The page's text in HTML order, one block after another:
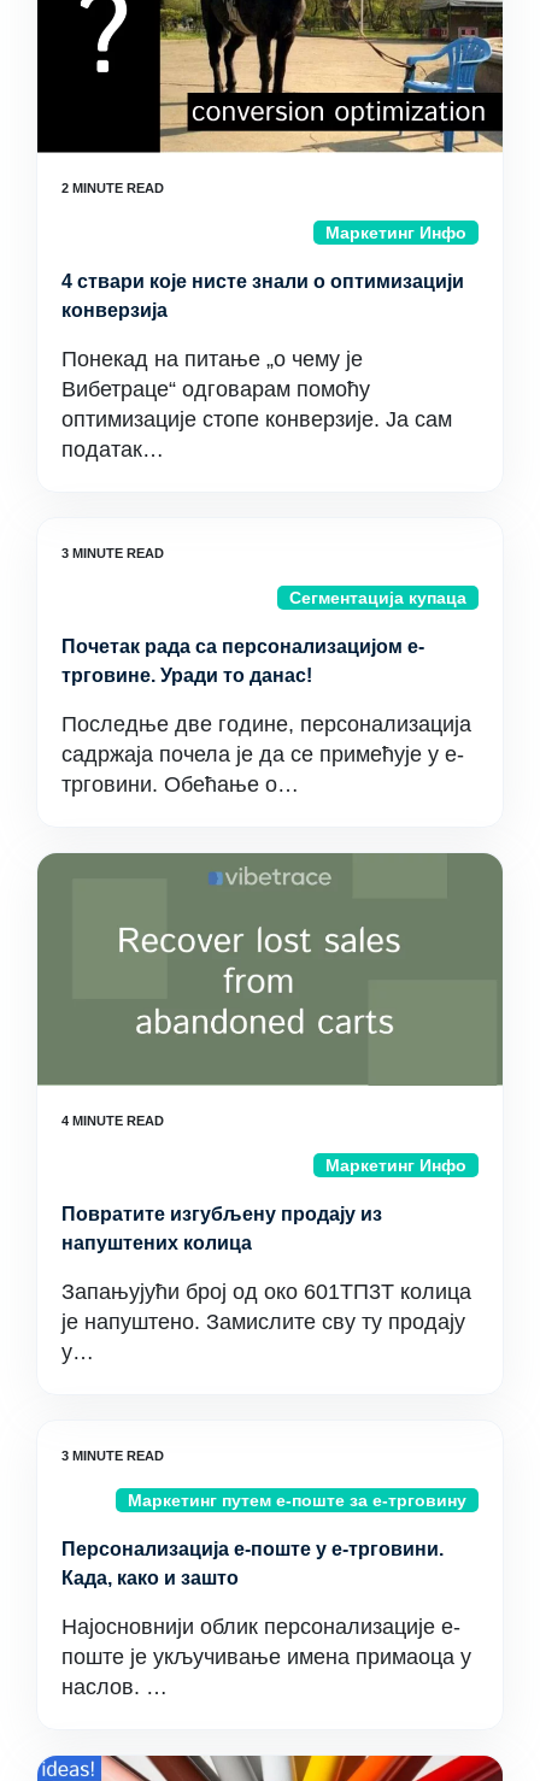
Маркетинг Инфо
4 ствари које нисте знали о оптимизацији
конверзија
Понекад на питање „о чему је
Вибетраце“ одговарам помоћу
оптимизације стопе конверзије. Ја сам
податак…
Сегментација купаца
Почетак рада са персонализацијом е-
трговине. Уради то данас!
Последње две године, персонализација
садржаја почела је да се примећује у е-
трговини. Обећање о…
Маркетинг Инфо
Повратите изгубљену продају из
напуштених колица
Запањујући број од око 601ТП3Т колица
је напуштено. Замислите сву ту продају
у…
Маркетинг путем е-поште за е-трговину
Персонализација е-поште у е-трговини.
Када, како и зашто
Најосновнији облик персонализације е-
поште је укључивање имена примаоца у
наслов. …